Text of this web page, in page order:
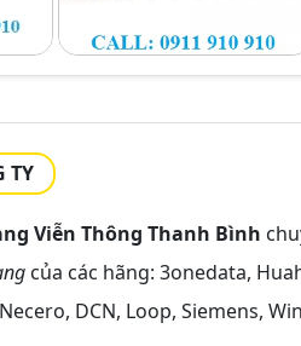
TY
Viễn Thông Thanh Bình
của các hãng: 3onedata,
Necero, DCN, Loop, Siemens,